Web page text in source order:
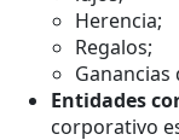
Herencia;
Regalos;
Ganancias
Entidades
corporativo